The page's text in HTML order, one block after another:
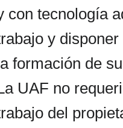
con tecnología
y
formación de
UAF no
del